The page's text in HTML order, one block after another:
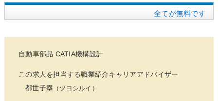
全てが無料です
自動車部品 CATIA機構設計
この求人を担当する職業紹介キャリアアドバイザー
都世子塁 （ツヨシルイ）